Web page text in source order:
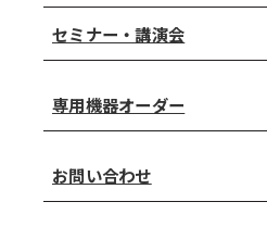
セミナー・講演会
専用機器オーダー
お問い合わせ